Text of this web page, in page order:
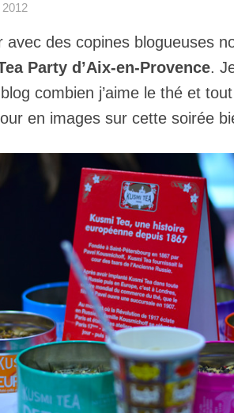
avec des copines blogueuses
Party d’Aix-en-Provence.
combien j’aime le thé et
en images sur cette soirée